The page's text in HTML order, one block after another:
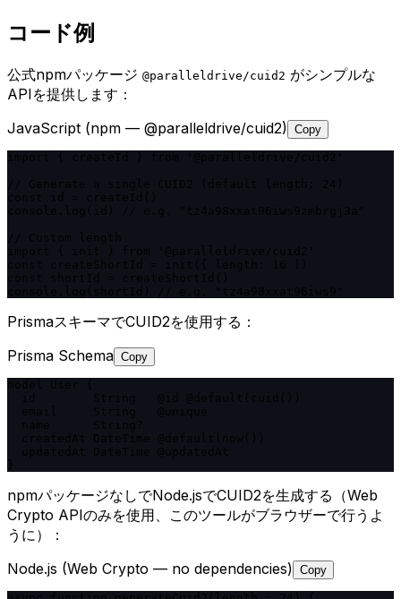
コード例
公式npmパッケージ @paralleldrive/cuid2 がシンプルな
APIを提供します：
JavaScript (npm — @paralleldrive/cuid2) Copy
PrismaスキーマでCUID2を使用する：
Prisma Schema Copy
npmパッケージなしでNode.jsでCUID2を生成する（Web
Crypto APIのみを使用、このツールがブラウザーで行うよ
うに）：
Node.js (Web Crypto — no dependencies) Copy